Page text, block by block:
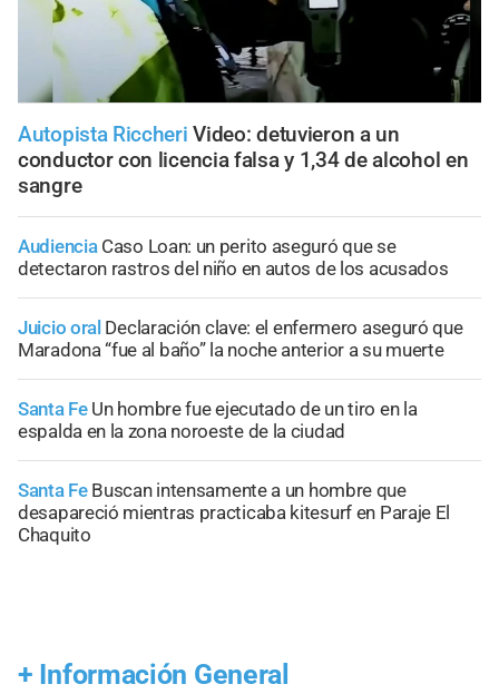
Autopista Riccheri Video: detuvieron a un
conductor con licencia falsa y 1,34 de alcohol en
sangre
Audiencia Caso Loan: un perito aseguró que se
detectaron rastros del niño en autos de los acusados
Juicio oral Declaración clave: el enfermero aseguró que
Maradona “fue al baño” la noche anterior a su muerte
Santa Fe Un hombre fue ejecutado de un tiro en la
espalda en la zona noroeste de la ciudad
Santa Fe Buscan intensamente a un hombre que
desapareció mientras practicaba kitesurf en Paraje El
Chaquito
+ Información General